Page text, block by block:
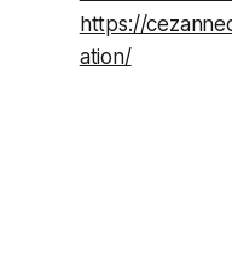
https://
ation/